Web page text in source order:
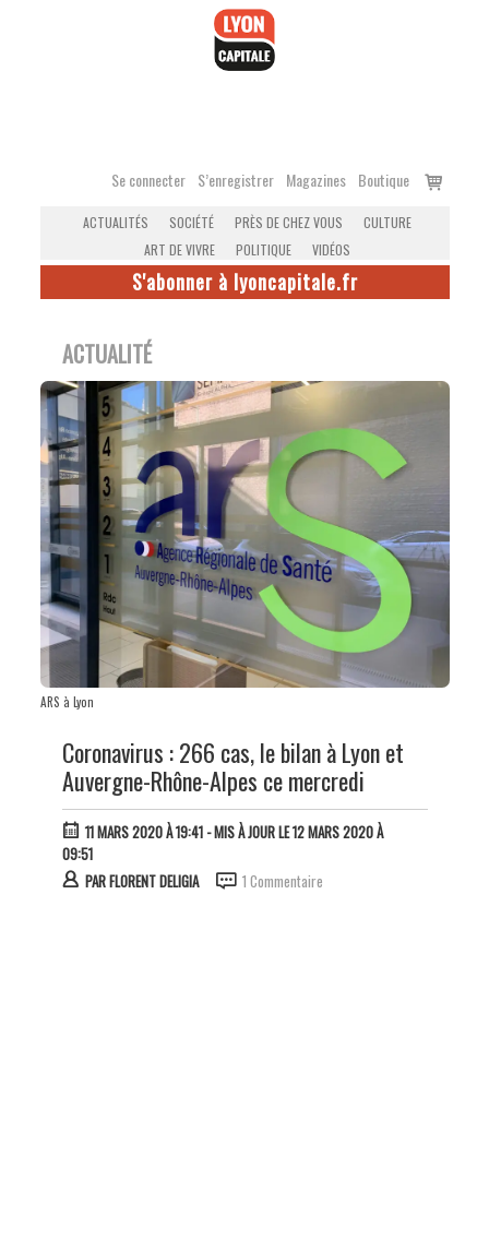
Se connecter S’enregistrer Magazines Boutique
Voir
ACTUALITÉS SOCIÉTÉ PRÈS DE CHEZ VOUS
CULTURE
ART DE VIVRE
POLITIQUE VIDÉOS
S'abonner à lyoncapitale.fr
ACTUALITÉ
ARS à Lyon
Coronavirus : 266 cas, le bilan à Lyon et
Auvergne-Rhône-Alpes ce mercredi
11 MARS 2020 À 19:41- MIS À JOUR LE 12 MARS 2020 À
09:51
PARFLORENT DELIGIA 1 Commentaire